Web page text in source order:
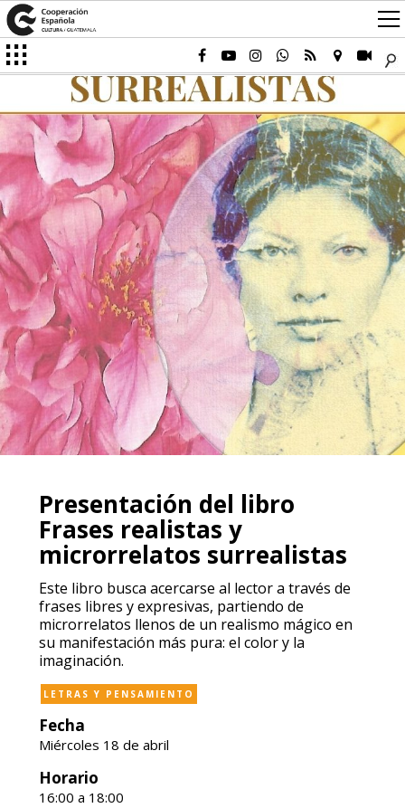
Presentación del libro
Frases realistas y
microrrelatos surrealistas
Este libro busca acercarse al lector a través de
frases libres y expresivas, partiendo de
microrrelatos llenos de un realismo mágico en
su manifestación más pura: el color y la
imaginación.
LETRAS Y PENSAMIENTO
Fecha
Miércoles 18 de abril
Horario
16:00 a 18:00